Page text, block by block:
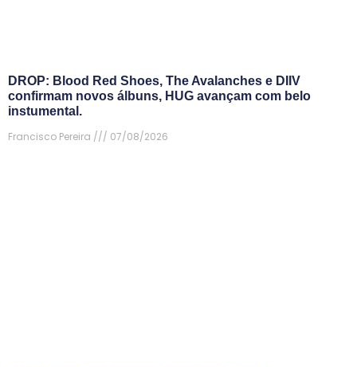
DROP: Blood Red Shoes, The Avalanches e DIIV
confirmam novos álbuns, HUG avançam com belo
instumental.
Francisco Pereira
07/08/2026